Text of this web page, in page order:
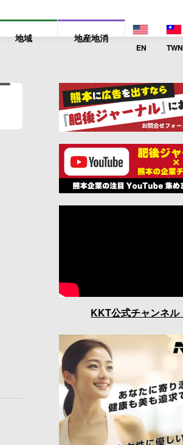
地域 地産地消
EN TWN
KKT公式チャンネル